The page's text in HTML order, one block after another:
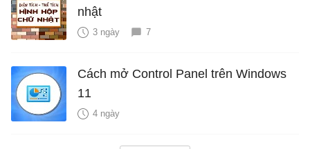
nhật
3 ngày 7
Cách mở Control Panel trên Windows
11
4 ngày